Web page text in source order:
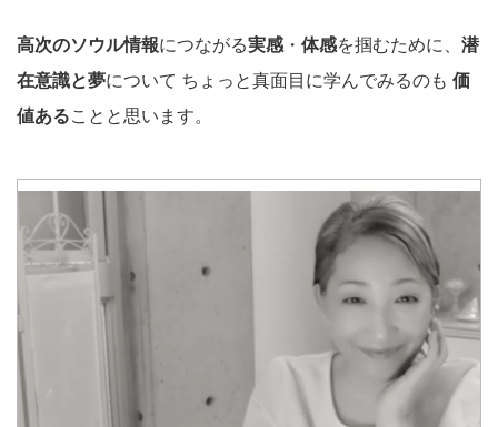
高次のソウル情報につながる実感 ・ 体感を掴むために、 潜
在意識と夢について ちょっと真面目に学んでみるのも 価
値あることと思います。